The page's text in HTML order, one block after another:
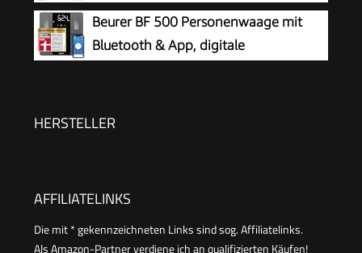
kg
Beurer BF 500 Personenwaage mit
Bluetooth & App, digitale
Display, Datenübertragung zu Apple Health &
HERSTELLER
AFFILIATELINKS
Die mit * gekennzeichneten Links sind sog. Affiliatelinks.
Als Amazon-Partner verdiene ich an qualifizierten Käufen!